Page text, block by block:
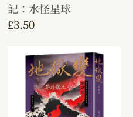
記：水怪星球
£3.50